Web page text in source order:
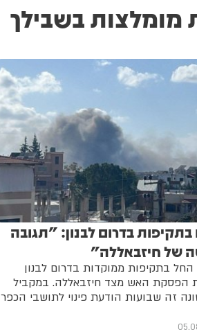
מומלצות בשבילך
בדרום לבנון: "תגובה
של חיזבאללה"
החל בתקיפות ממוקדות בדרום לבנון
הפסקת האש מצד חיזבאללה. במקביל
זה שבועות הודעת פינוי לתושבי הכפר